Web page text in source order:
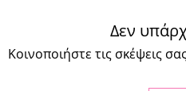
Δεν
Κοινοποιήστε τις σκέψεις